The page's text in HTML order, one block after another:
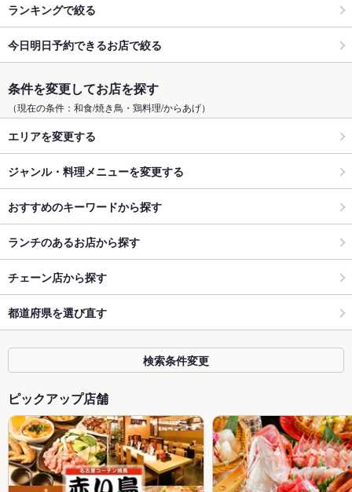
ランキングで絞る
今日明日予約できるお店で絞る
条件を変更してお店を探す
（現在の条件：和食/焼き鳥・鶏料理/からあげ）
エリアを変更する
ジャンル・料理メニューを変更する
おすすめのキーワードから探す
ランチのあるお店から探す
チェーン店から探す
都道府県を選び直す
検索条件変更
ピックアップ店舗